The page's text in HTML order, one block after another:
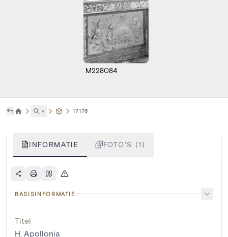
M228084
˅ 17176
INFORMATIE FOTO'S (1)
BASISINFORMATIE
Titel
H. Apollonia